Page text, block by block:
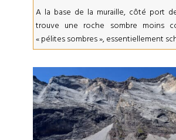
A la base de la muraille, côté port
trouve une roche sombre moins
« pélites sombres », essentiellement